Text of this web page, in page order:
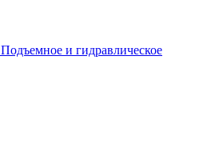
Подъемное и гидравлическое